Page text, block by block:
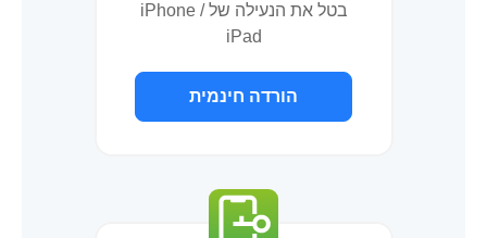
בטל את הנעילה של iPhone /
iPad
הורדה חינמית